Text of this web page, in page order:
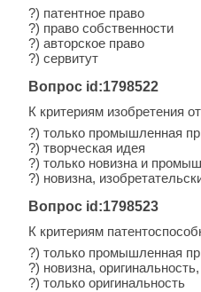
?) патентное право
?) право собственности
?) авторское право
?) сервитут
Вопрос id:1798522
К критериям изобретения
?) только промышленная
?) творческая идея
?) только новизна и
?) новизна,
Вопрос id:1798523
К критериям
?) только промышленная
?) новизна,
?) только оригинальность